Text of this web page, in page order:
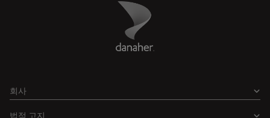
Danaher Logo
회사
법적 고지